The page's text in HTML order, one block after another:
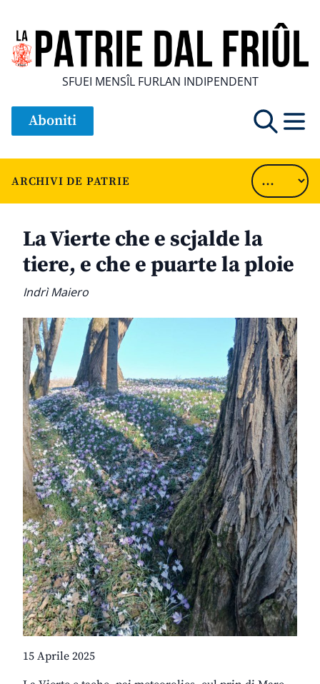
SFUEI MENSÎL FURLAN INDIPENDENT
Aboniti
ARCHIVI DE PATRIE
La Vierte che e scjalde la
tiere, e che e puarte la ploie
Indrì Maiero
15 Aprile 2025